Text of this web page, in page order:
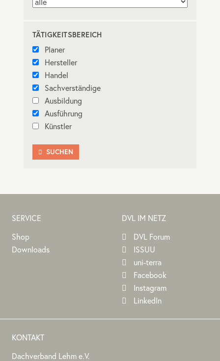
TÄTIGKEITSBEREICH
Planer
Hersteller
Handel
Sachverständige
Ausbildung
Ausführung
Künstler
 SUCHEN
SERVICE
Shop
Downloads
DVL IM NETZ
DVL Forum
ISSUU
uni-terra
Facebook
Instagram
LinkedIn
KONTAKT
Dachverband Lehm e.V.